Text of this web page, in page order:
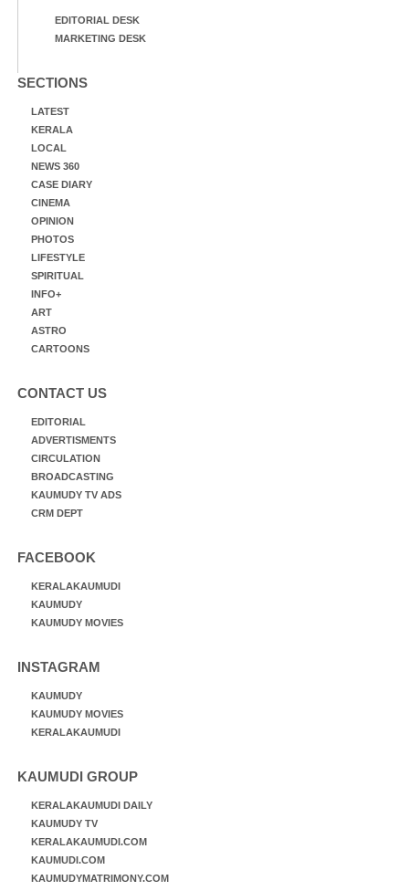
EDITORIAL DESK
MARKETING DESK
SECTIONS
LATEST
KERALA
LOCAL
NEWS 360
CASE DIARY
CINEMA
OPINION
PHOTOS
LIFESTYLE
SPIRITUAL
INFO+
ART
ASTRO
CARTOONS
CONTACT US
EDITORIAL
ADVERTISMENTS
CIRCULATION
BROADCASTING
KAUMUDY TV ADS
CRM DEPT
FACEBOOK
KERALAKAUMUDI
KAUMUDY
KAUMUDY MOVIES
INSTAGRAM
KAUMUDY
KAUMUDY MOVIES
KERALAKAUMUDI
KAUMUDI GROUP
KERALAKAUMUDI DAILY
KAUMUDY TV
KERALAKAUMUDI.COM
KAUMUDI.COM
KAUMUDYMATRIMONY.COM